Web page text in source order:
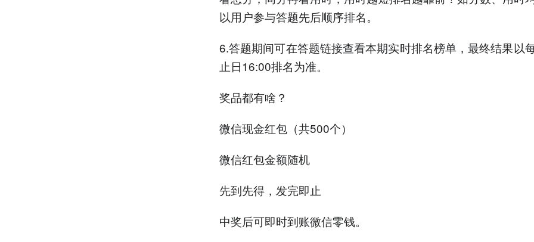
以用户参与答题先后顺序排名。
6.答题期间可在答题链接查看本期实时排名榜单，最终结果以
止日16:00排名为准。
奖品都有啥？
微信现金红包（共500个）
微信红包金额随机
先到先得，发完即止
中奖后可即时到账微信零钱。